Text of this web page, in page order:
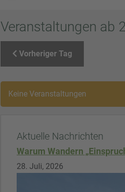
Veranstaltungen ab
Vorheriger Tag
Keine Veranstaltungen
Aktuelle Nachrichten
Warum Wandern
28. Juli, 2026